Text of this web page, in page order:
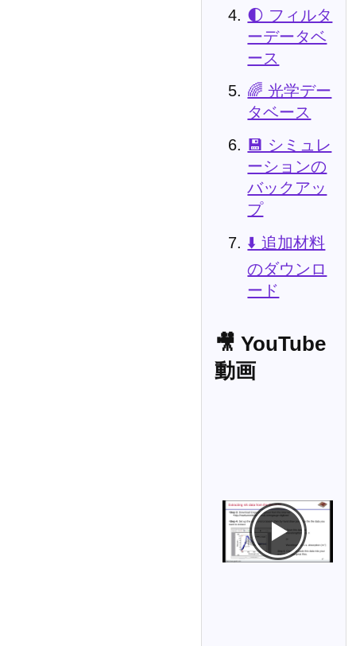
🌓 フィルタ
ーデータベ
ース
🌈 光学デー
タベース
💾 シミュレ
ーションの
バックアッ
プ
⬇️ 追加材料
のダウンロ
ード
🎥 YouTube
動画